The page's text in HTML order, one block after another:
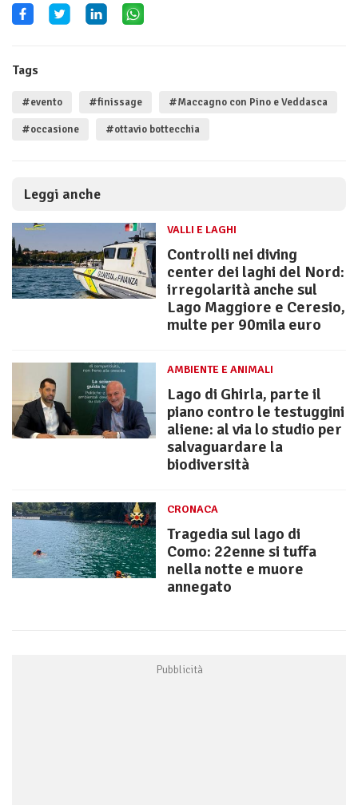
Tags
#evento #finissage #Maccagno con Pino e Veddasca
#occasione #ottavio bottecchia
Leggi anche
VALLI E LAGHI
Controlli nei diving
center dei laghi del Nord:
irregolarità anche sul
Lago Maggiore e Ceresio,
multe per 90mila euro
AMBIENTE E ANIMALI
Lago di Ghirla, parte il
piano contro le testuggini
aliene: al via lo studio per
salvaguardare la
biodiversità
CRONACA
Tragedia sul lago di
Como: 22enne si tuffa
nella notte e muore
annegato